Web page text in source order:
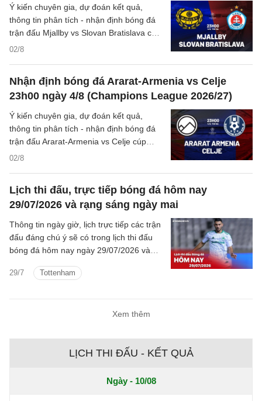
02/8
Ý kiến chuyên gia, dự đoán kết quả,
thông tin phân tích - nhận định bóng đá
trận đấu Mjallby vs Slovan Bratislava cúp
C1/UEFA Champions League 2026/27
Nhận định bóng đá Ararat-Armenia vs Celje
23h00 ngày 4/8 (Champions League 2026/27)
02/8
Ý kiến chuyên gia, dự đoán kết quả,
thông tin phân tích - nhận định bóng đá
trận đấu Ararat-Armenia vs Celje cúp
C1/UEFA Champions League 2026/27
Lịch thi đấu, trực tiếp bóng đá hôm nay
29/07/2026 và rạng sáng ngày mai
29/7 Tottenham
Thông tin ngày giờ, lịch trực tiếp các trận
đấu đáng chú ý sẽ có trong lịch thi đấu
bóng đá hôm nay ngày 29/07/2026 và
tiếp.
Xem thêm
LỊCH THI ĐẤU - KẾT QUẢ
Ngày - 10/08